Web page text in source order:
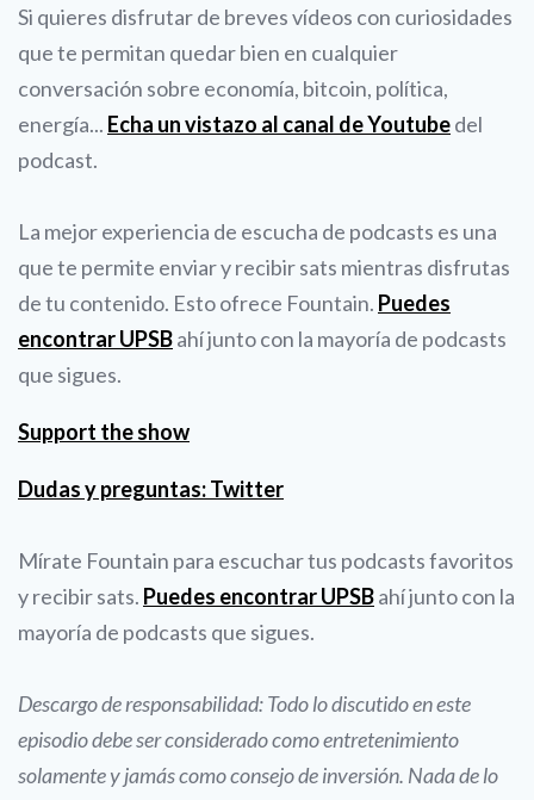
Si quieres disfrutar de breves vídeos con curiosidades
que te permitan quedar bien en cualquier
conversación sobre economía, bitcoin, política,
energía... Echa un vistazo al canal de Youtubedel
podcast.
La mejor experiencia de escucha de podcasts es una
que te permite enviar y recibir sats mientras disfrutas
de tu contenido. Esto ofrece Fountain. Puedes
encontrar UPSBahí junto con la mayoría de podcasts
que sigues.
Support the show
Dudas y preguntas: Twitter
Mírate Fountain para escuchar tus podcasts favoritos
y recibir sats. Puedes encontrar UPSBahí junto con la
mayoría de podcasts que sigues.
Descargo de responsabilidad: Todo lo discutido en este
episodio debe ser considerado como entretenimiento
solamente y jamás como consejo de inversión. Nada de lo